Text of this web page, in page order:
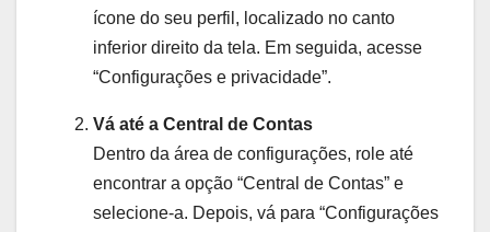
ícone do seu perfil, localizado no canto
inferior direito da tela. Em seguida, acesse
“Configurações e privacidade”.
Vá até a Central de Contas
Dentro da área de configurações, role até
encontrar a opção “Central de Contas” e
selecione-a. Depois, vá para “Configurações